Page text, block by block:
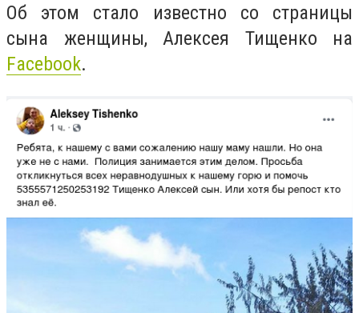
Об этом стало известно со страницы
сына женщины, Алексея Тищенко на
Facebook.